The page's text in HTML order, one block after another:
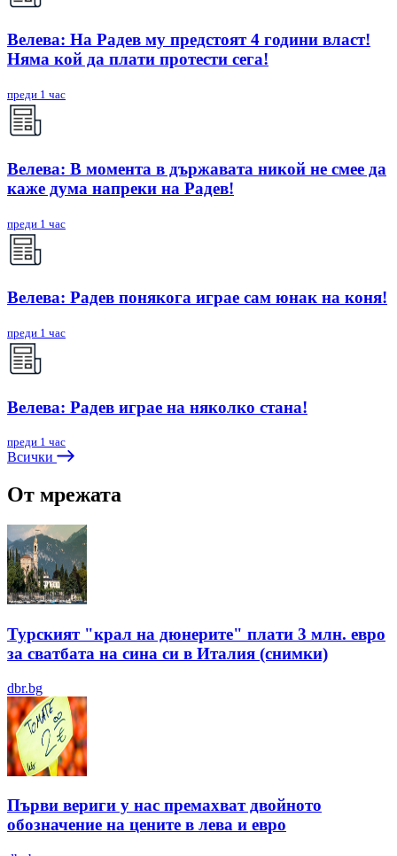
Велева: На Радев му предстоят 4 години власт!
Няма кой да плати протести сега!
преди 1 час
Велева: В момента в държавата никой не смее да
каже дума напреки на Радев!
преди 1 час
Велева: Радев понякога играе сам юнак на коня!
преди 1 час
Велева: Радев играе на няколко стана!
преди 1 час
Всички
От мрежата
Турският "крал на дюнерите" плати 3 млн. евро
за сватбата на сина си в Италия (снимки)
dbr.bg
Първи вериги у нас премахват двойното
обозначение на цените в лева и евро